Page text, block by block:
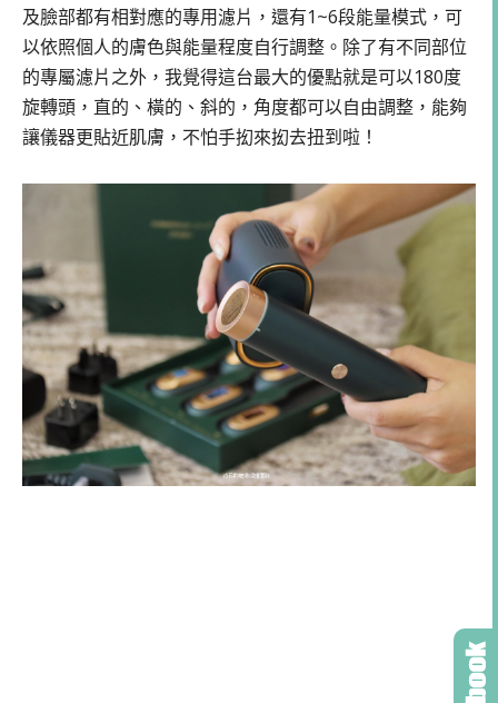
及臉部都有相對應的專用濾片，還有1~6段能量模式，可
以依照個人的膚色與能量程度自行調整。除了有不同部位
的專屬濾片之外，我覺得這台最大的優點就是可以180度
旋轉頭，直的、橫的、斜的，角度都可以自由調整，能夠
讓儀器更貼近肌膚，不怕手抝來抝去扭到啦！